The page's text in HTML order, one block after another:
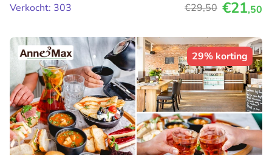
Verkocht: 303
€29,50 €21,50
29% korting